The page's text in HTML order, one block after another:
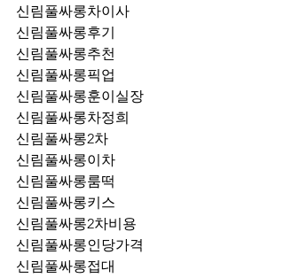
신림풀싸롱차이사
신림풀싸롱후기
신림풀싸롱추천
신림풀싸롱훈이실장
신림풀싸롱차정희
신림풀싸롱2차
신림풀싸롱이차
신림풀싸롱룸떡
신림풀싸롱키스
신림풀싸롱2차비용
신림풀싸롱인당가격
신림풀싸롱접대